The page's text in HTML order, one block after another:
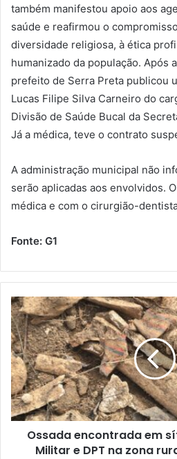
também manifestou apoio aos
saúde e reafirmou o
diversidade religiosa, à ética
humanizado da população. Após
prefeito de Serra Preta publicou
Lucas Filipe Silva Carneiro do
Divisão de Saúde Bucal da
Já a médica, teve o contrato
A administração municipal não
serão aplicadas aos envolvidos. O
médica e com o cirurgião-
Fonte: G1
Ossada
encontrada
em
sítio
mobiliza
Polícia
Militar
e
DPT
Ossada encontrada em
Militar e DPT na zona